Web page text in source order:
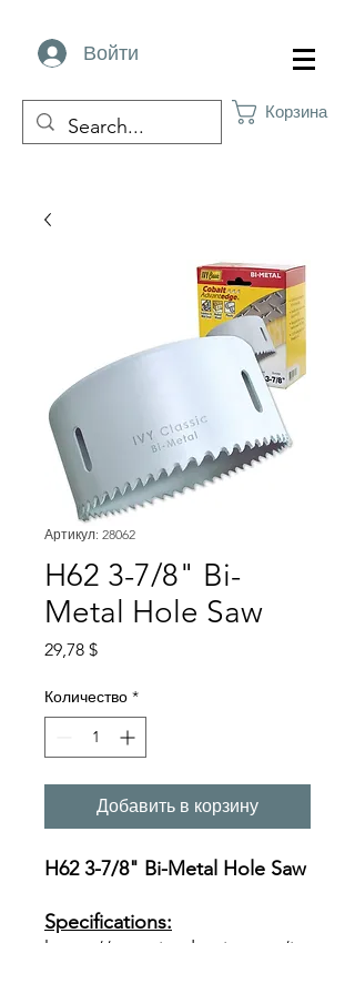
Войти
Корзина
Артикул: 28062
H62 3-7/8" Bi-
Metal Hole Saw
29,78 $Цена
Количество *
Добавить в корзину
H62 3-7/8" Bi-Metal Hole Saw
Specifications:
https://www.ivyclassic.com/im